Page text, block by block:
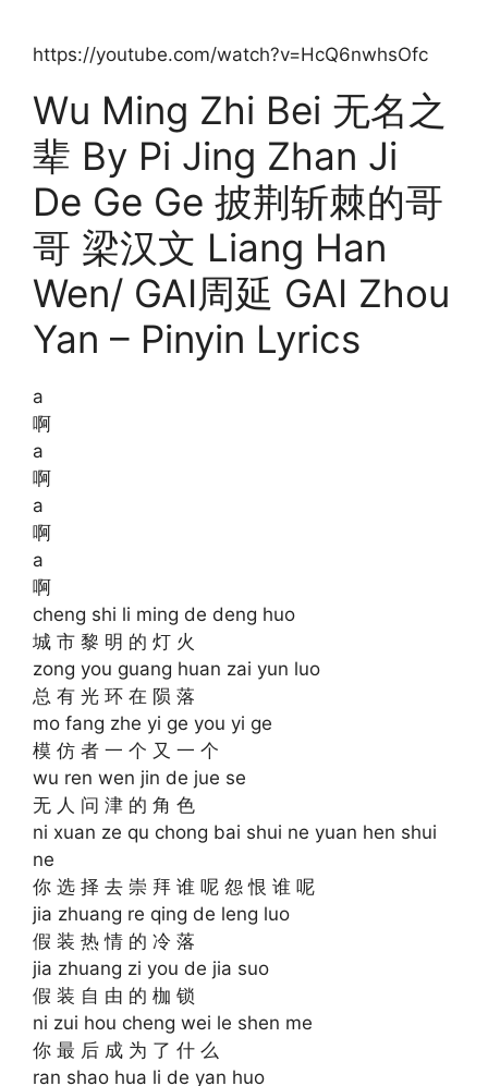
https://youtube.com/watch?v=HcQ6nwhsOfc
Wu Ming Zhi Bei 无名之
辈 By Pi Jing Zhan Ji
De Ge Ge 披荆斩棘的哥
哥 梁汉文 Liang Han
Wen/ GAI周延 GAI Zhou
Yan – Pinyin Lyrics
a
啊
a
啊
a
啊
a
啊
cheng shi li ming de deng huo
城 市 黎 明 的 灯 火
zong you guang huan zai yun luo
总 有 光 环 在 陨 落
mo fang zhe yi ge you yi ge
模 仿 者 一 个 又 一 个
wu ren wen jin de jue se
无 人 问 津 的 角 色
ni xuan ze qu chong bai shui ne yuan hen shui
ne
你 选 择 去 崇 拜 谁 呢 怨 恨 谁 呢
jia zhuang re qing de leng luo
假 装 热 情 的 冷 落
jia zhuang zi you de jia suo
假 装 自 由 的 枷 锁
ni zui hou cheng wei le shen me
你 最 后 成 为 了 什 么
ran shao hua li de yan huo